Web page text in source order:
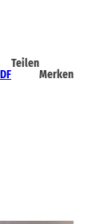
Teilen
Merken